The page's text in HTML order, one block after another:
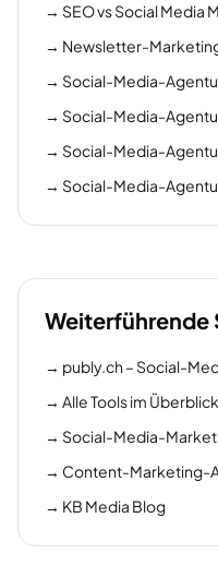
→ SEO vs Social Media
→ Newsletter-
→ Social-Media-
→ Social-Media-
→ Social-Media-
→ Social-Media-
Weiterführende
→ publy.ch – Social-
→ Alle Tools im Überblick
→ Social-Media-
→ Content-Marketing-
→ KB Media Blog